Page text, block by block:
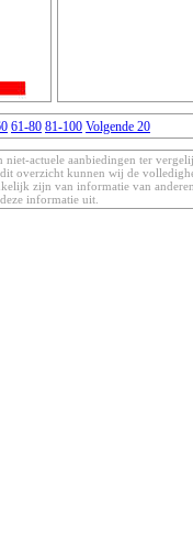
61-80 81-100 Volgende 20
actuele aanbiedingen ter
overzicht kunnen wij de
zijn van informatie van
informatie uit.